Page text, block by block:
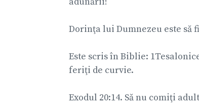
Dorinţa lui Dumnezeu este să
Este scris în Biblie:
feriţi de curvie.
Exodul 20:14. Să nu comiţi